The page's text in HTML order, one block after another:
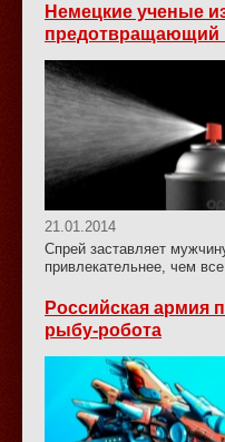
Немецкие ученые
предотвращающий
21.01.2014
Спрей заставляет
привлекательнее, чем
Российская армия
рыбу-робота